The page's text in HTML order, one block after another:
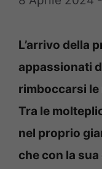
L’arrivo della
appassionati
rimboccarsi le
Tra le
nel proprio
che con la